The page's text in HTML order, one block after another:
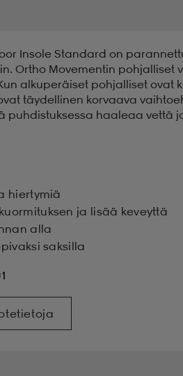
Insole Standard on
Ortho Movementin
alkuperäiset pohjalliset
täydellinen korvaava
puhdistuksessa haaleaa vettä
hiertymiä
ja lisää keveyttä
alla
saksilla